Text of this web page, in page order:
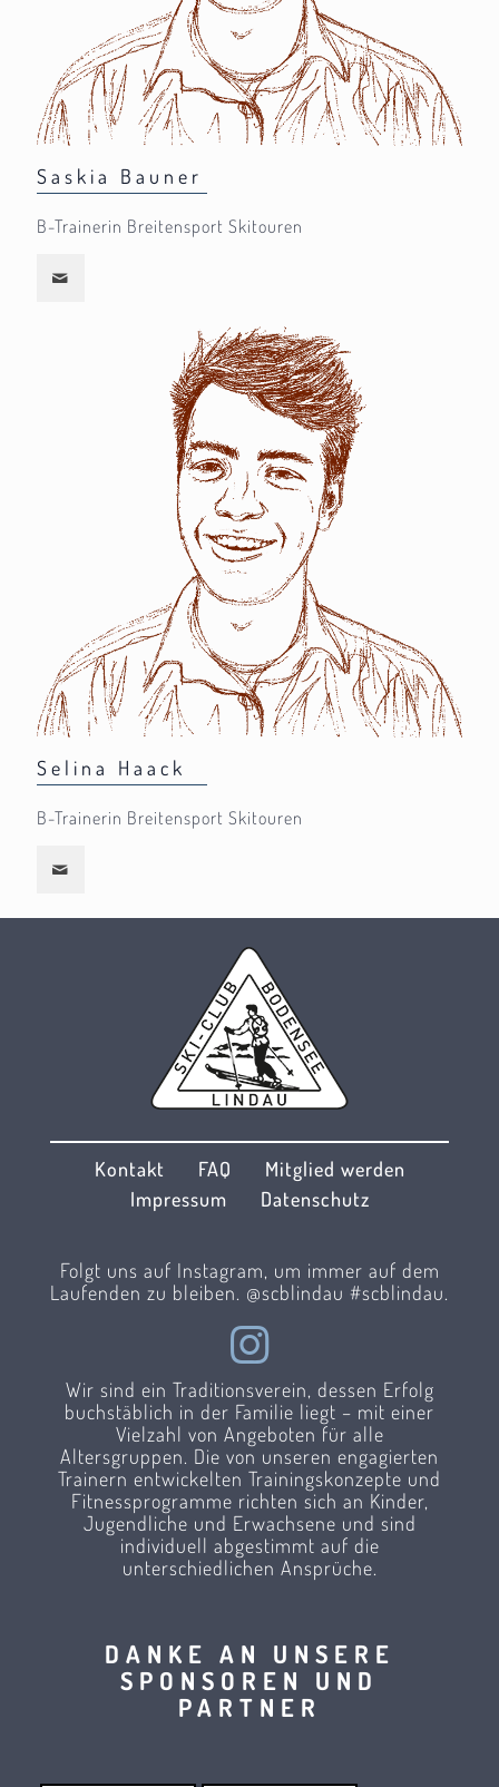
Saskia Bauner
B-Trainerin Breitensport Skitouren
Selina Haack
B-Trainerin Breitensport Skitouren
Kontakt FAQ
Mitglied werden
Impressum
Datenschutz
Folgt uns auf Instagram, um immer auf dem
Laufenden zu bleiben. @scblindau #scblindau.
Wir sind ein Traditionsverein, dessen Erfolg
buchstäblich in der Familie liegt – mit einer
Vielzahl von Angeboten für alle
Altersgruppen. Die von unseren engagierten
Trainern entwickelten Trainingskonzepte und
Fitnessprogramme richten sich an Kinder,
Jugendliche und Erwachsene und sind
individuell abgestimmt auf die
unterschiedlichen Ansprüche.
DANKE AN UNSERE
SPONSOREN UND
PARTNER